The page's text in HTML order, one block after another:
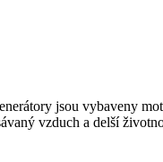
jsou vybaveny
vzduch a delší